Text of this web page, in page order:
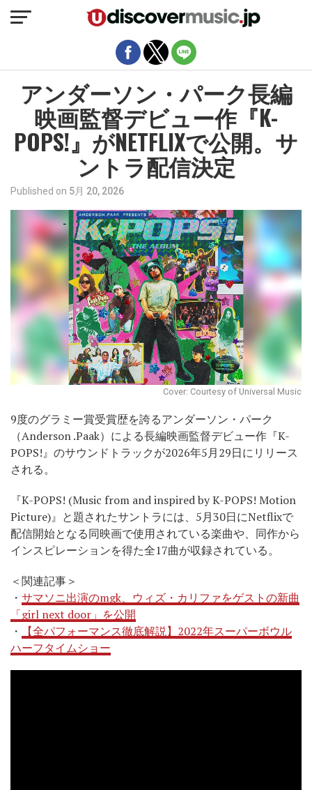
アンダーソン・パーク長編
映画監督デビュー作『K-
POPS!』がNETFLIXで公開。サ
ントラ配信決定
Published on 5月 20, 2026
Cover: Courtesy of Universal Music
9度のグラミー賞受賞歴を誇るアンダーソン・パーク
（Anderson .Paak）による長編映画監督デビュー作『K-
POPS!』のサウンドトラックが2026年5月29日にリリース
される。
『K-POPS! (Music from and inspired by K-POPS! Motion
Picture)』と題されたサントラには、5月30日にNetflixで
配信開始となる同映画で使用されている楽曲や、同作から
インスピレーションを得た全17曲が収録されている。
＜関連記事＞
・ サマソニ出演のmgk、ウィズ・カリファをゲストの新曲
「girl next door」を公開
・
【全パフォーマンス徹底解説】2022年スーパーボウル
ハーフタイムショー
モバイルバージョンを終了